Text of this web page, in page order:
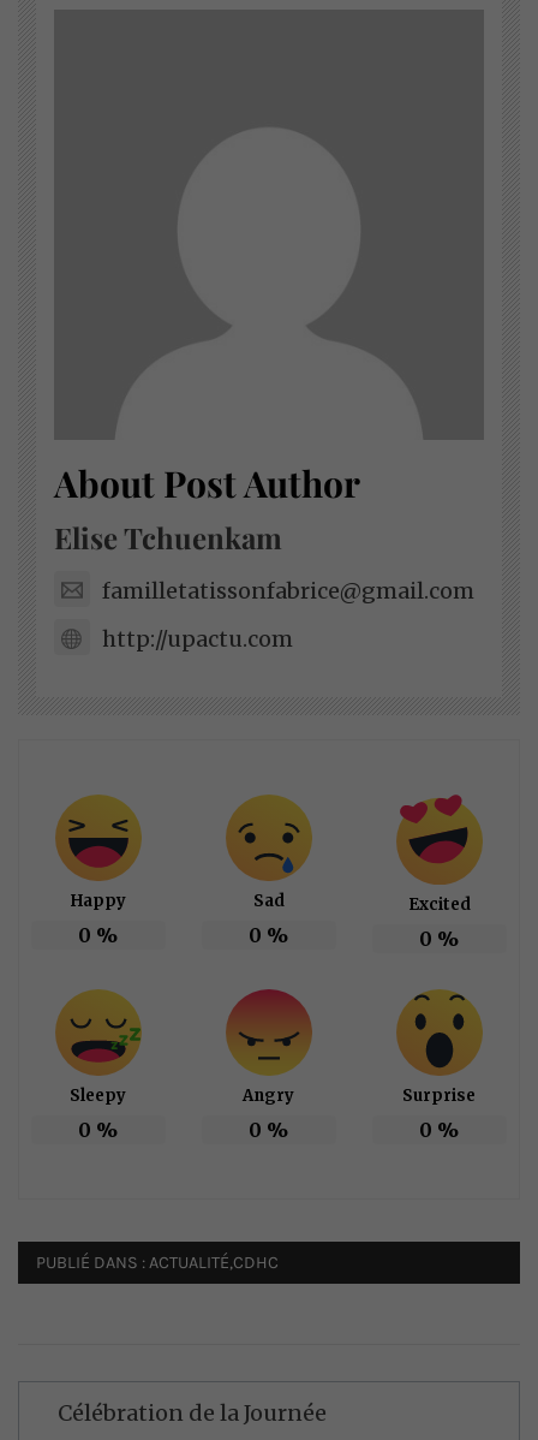
About Post Author
Elise Tchuenkam
familletatissonfabrice@gmail.com
http://upactu.com
Happy
0 %
Sad
0 %
Excited
0 %
Sleepy
0 %
Angry
0 %
Surprise
0 %
PUBLIÉ DANS :ACTUALITÉ,CDHC
Navigation
Célébration de la Journée